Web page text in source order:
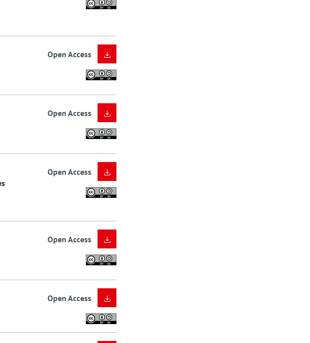
Open Access
Open Access
Open Access
Open Access
Open Access